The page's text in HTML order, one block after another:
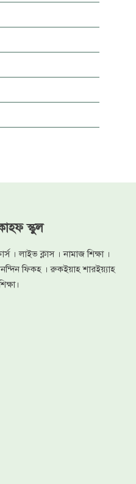
স্কুল
। লাইভ ক্লাস । নামাজ শিক্ষা ।
ফিকহ । রুকইয়াহ শারইয়্যাহ